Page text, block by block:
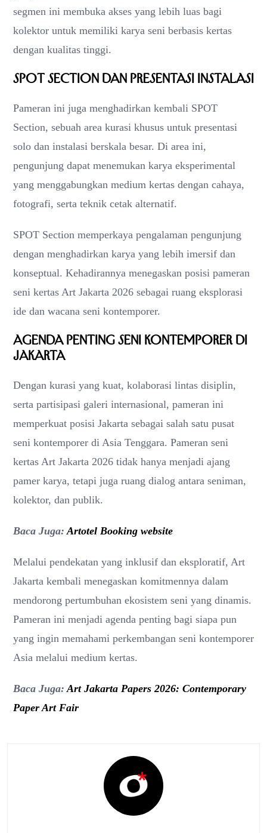
segmen ini membuka akses yang lebih luas bagi
kolektor untuk memiliki karya seni berbasis kertas
dengan kualitas tinggi.
SPOT Section dan Presentasi Instalasi
Pameran ini juga menghadirkan kembali SPOT
Section, sebuah area kurasi khusus untuk presentasi
solo dan instalasi berskala besar. Di area ini,
pengunjung dapat menemukan karya eksperimental
yang menggabungkan medium kertas dengan cahaya,
fotografi, serta teknik cetak alternatif.
SPOT Section memperkaya pengalaman pengunjung
dengan menghadirkan karya yang lebih imersif dan
konseptual. Kehadirannya menegaskan posisi pameran
seni kertas Art Jakarta 2026 sebagai ruang eksplorasi
ide dan wacana seni kontemporer.
Agenda Penting Seni Kontemporer di
Jakarta
Dengan kurasi yang kuat, kolaborasi lintas disiplin,
serta partisipasi galeri internasional, pameran ini
memperkuat posisi Jakarta sebagai salah satu pusat
seni kontemporer di Asia Tenggara. Pameran seni
kertas Art Jakarta 2026 tidak hanya menjadi ajang
pamer karya, tetapi juga ruang dialog antara seniman,
kolektor, dan publik.
Baca Juga: Artotel Booking website
Melalui pendekatan yang inklusif dan eksploratif, Art
Jakarta kembali menegaskan komitmennya dalam
mendorong pertumbuhan ekosistem seni yang dinamis.
Pameran ini menjadi agenda penting bagi siapa pun
yang ingin memahami perkembangan seni kontemporer
Asia melalui medium kertas.
Baca Juga: Art Jakarta Papers 2026: Contemporary
Paper Art Fair